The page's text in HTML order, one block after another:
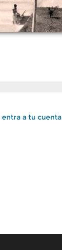
entra a tu cuenta